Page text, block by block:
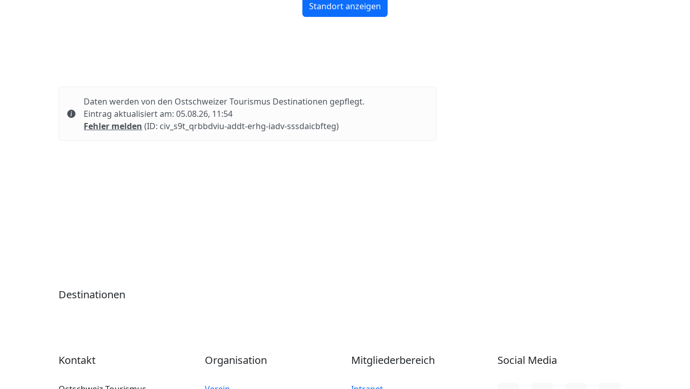
Standort anzeigen
Daten werden von den Ostschweizer Tourismus Destinationen gepflegt.
Eintrag aktualisiert am: 05.08.26, 11:54
Fehler melden (ID: civ_s9t_qrbbdviu-addt-erhg-iadv-sssdaicbfteg)
Destinationen
Kontakt Organisation Mitgliederbereich Social Media